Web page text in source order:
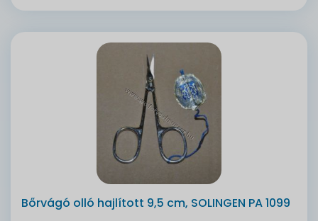
Bőrvágó olló hajlított 9,5 cm, SOLINGEN PA 1099